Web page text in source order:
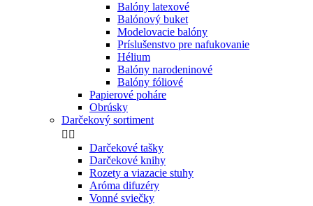
Balóny latexové
Balónový buket
Modelovacie balóny
Príslušenstvo pre nafukovanie
Hélium
Balóny narodeninové
Balóny fóliové
Papierové poháre
Obrúsky
Darčekový sortiment
 
Darčekové tašky
Darčekové knihy
Rozety a viazacie stuhy
Aróma difuzéry
Vonné sviečky